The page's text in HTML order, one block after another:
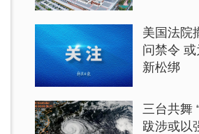
美国法院
问禁令 或
新松绑
三台共舞
跋涉或以